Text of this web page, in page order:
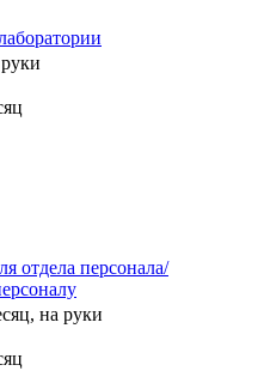
отдела персонала/
на руки